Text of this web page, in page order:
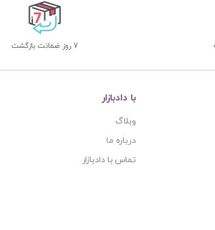
7 روز ضمانت بازگشت
با دادبازار
وبلاگ
درباره ما
تماس با دادبازار